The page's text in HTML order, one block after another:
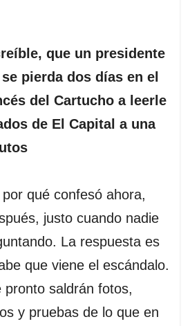
que un presidente
pierda dos días en el
del Cartucho a leerle
de El Capital a una
qué confesó ahora,
justo cuando nadie
La respuesta es
que viene el escándalo.
pronto saldrán fotos,
y pruebas de lo que en